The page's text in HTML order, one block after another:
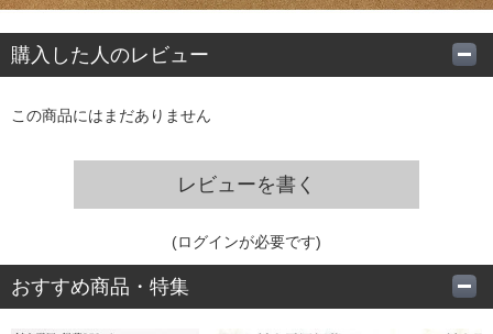
購入した人のレビュー
この商品にはまだありません
レビューを書く
(ログインが必要です)
おすすめ商品・特集